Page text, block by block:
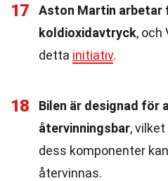
17
Aston Martin
koldioxidavtryck, och
detta initiativ.
18
Bilen är designad för
återvinningsbar,
dess komponenter
återvinnas.